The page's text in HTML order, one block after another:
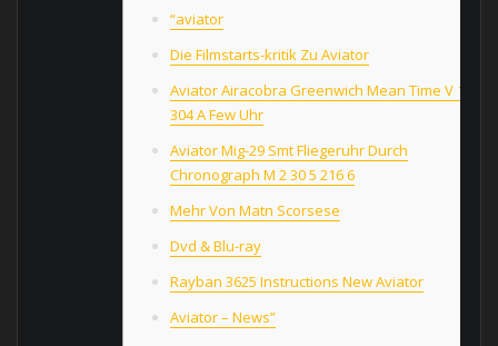
“aviator
Die Filmstarts-kritik Zu Aviator
Aviator Airacobra Greenwich Mean Time V 1 37 0
304 A Few Uhr
Aviator Mig-29 Smt Fliegeruhr Durch
Chronograph M 2 30 5 216 6
Mehr Von Matn Scorsese
Dvd & Blu-ray
Rayban 3625 Instructions New Aviator
Aviator – News”